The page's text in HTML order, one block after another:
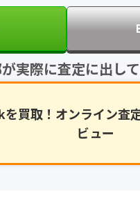
実際に査定に出し
買取！オンライン査
ビュー